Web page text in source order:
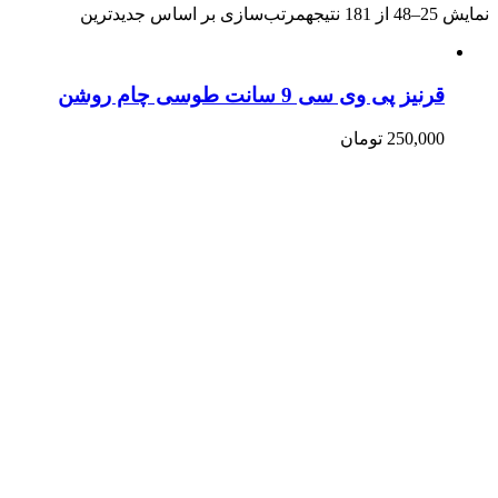
نمایش 25–48 از 181 نتیجه مرتب‌سازی بر اساس جدیدترین
قرنیز پی وی سی 9 سانت طوسی چام روشن
250,000 تومان